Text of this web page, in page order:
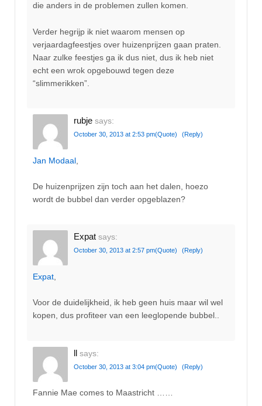
die anders in de problemen zullen komen.
Verder hegrijp ik niet waarom mensen op
verjaardagfeestjes over huizenprijzen gaan praten.
Naar zulke feestjes ga ik dus niet, dus ik heb niet
echt een wrok opgebouwd tegen deze
“slimmerikken”.
rubje says:
October 30, 2013 at 2:53 pm(Quote) (Reply)
Jan Modaal
De huizenprijzen zijn toch aan het dalen, hoezo
wordt de bubbel dan verder opgeblazen?
Expat says:
October 30, 2013 at 2:57 pm(Quote) (Reply)
Expat
Voor de duidelijkheid, ik heb geen huis maar wil wel
kopen, dus profiteer van een leeglopende bubbel..
ll says:
October 30, 2013 at 3:04 pm(Quote) (Reply)
Fannie Mae comes to Maastricht ……